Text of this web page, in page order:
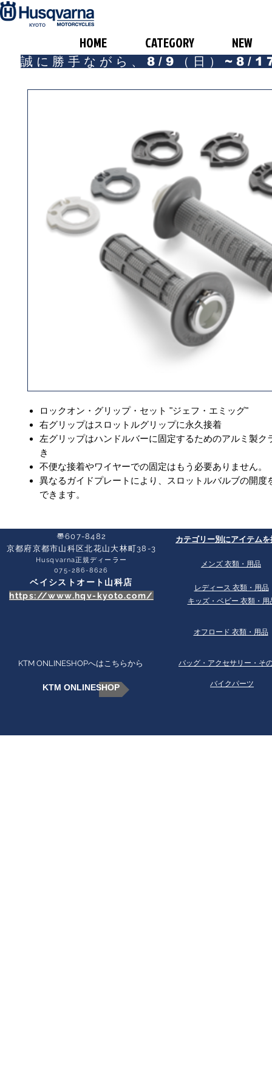
​KYOTO
HOME CATEGORY NEW
誠に勝手ながら、8/9（日）~8/
ロックオン・グリップ・セット "ジェフ・エミッグ"
右グリップはスロットルグリップに永久接着
左グリップはハンドルバーに固定するためのアルミ製ク
き
不便な接着やワイヤーでの固定はもう必要ありません。
異なるガイドプレートにより、スロットルバルブの開度
できます。
〠607-8482
京都府京都市山科区北花山大林町38-3​
Husqvarna正規ディーラー
​075-286-8626
ベイシストオート山科店
https://www.hqv-kyoto.com/
カテゴリー別にアイテムを
​メンズ 衣類・用品
​レディース 衣類・用品
キッズ・ベビー 衣類・用
オフロード 衣類・用品
KTM ONLINESHOPへはこちらから
KTM ONLINESHOP
バッグ・アクセサリー・そ
バイクパーツ